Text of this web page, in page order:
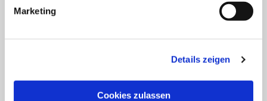
Marketing
Details zeigen
Cookies zulassen